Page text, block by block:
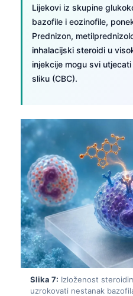
Lijekovi iz skupine
bazofile i eozinofile,
Prednizon,
inhalacijski steroidi u
injekcije mogu svi
sliku (CBC).
Slika 7: Izloženost
uzrokovati nestanak
Basa Jawa
Cebuano
ئۇيغۇرچە
Кыргызча
Татар теле
Беларуская мова
Esperanto
Frysk
Ślōnskŏ gŏdka